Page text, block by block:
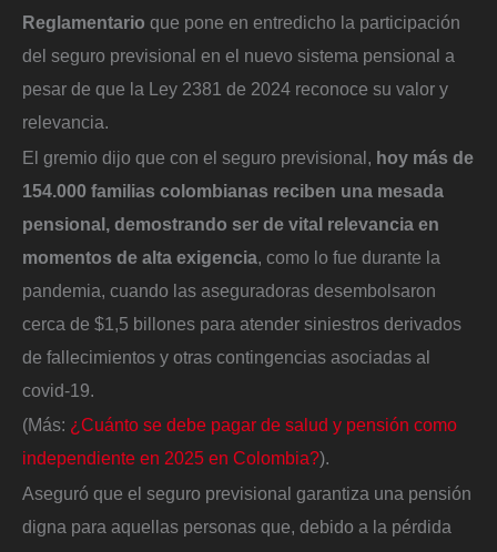
Reglamentario que pone en entredicho la participación
del seguro previsional en el nuevo sistema pensional a
pesar de que la Ley 2381 de 2024 reconoce su valor y
relevancia.
El gremio dijo que con el seguro previsional, hoy más de
154.000 familias colombianas reciben una mesada
pensional, demostrando ser de vital relevancia en
momentos de alta exigencia , como lo fue durante la
pandemia, cuando las aseguradoras desembolsaron
cerca de $1,5 billones para atender siniestros derivados
de fallecimientos y otras contingencias asociadas al
covid-19.
(Más: ¿Cuánto se debe pagar de salud y pensión como
independiente en 2025 en Colombia?).
Aseguró que el seguro previsional garantiza una pensión
digna para aquellas personas que, debido a la pérdida